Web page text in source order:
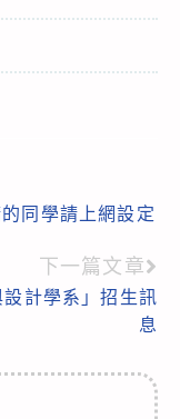
同學請上網設定
下一篇文章
計學系」招生訊
息